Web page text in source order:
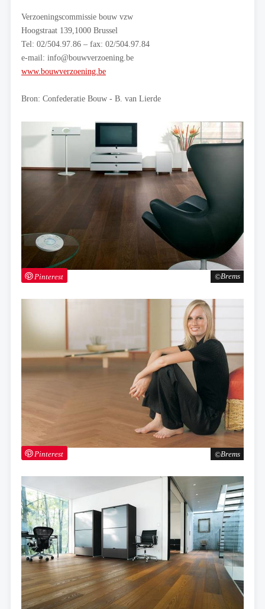
Brems
Pinterest
Brems
Pinterest
Verzoeningscommissie bouw vzw
Hoogstraat 139,1000 Brussel
Tel: 02/504.97.86 – fax: 02/504.97.84
e-mail: info@bouwverzoening.be
www.bouwverzoening.be
Bron: Confederatie Bouw - B. van Lierde